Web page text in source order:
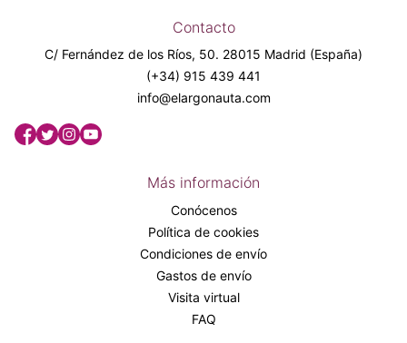
Contacto
C/ Fernández de los Ríos, 50. 28015 Madrid (España)
(+34) 915 439 441
info@elargonauta.com
Más información
Conócenos
Política de cookies
Condiciones de envío
Gastos de envío
Visita virtual
FAQ